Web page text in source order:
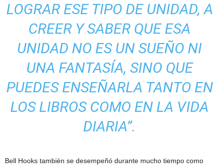
LOGRAR ESE TIPO DE UNIDAD, A
CREER Y SABER QUE ESA
UNIDAD NO ES UN SUEÑO NI
UNA FANTASÍA, SINO QUE
PUEDES ENSEÑARLA TANTO EN
LOS LIBROS COMO EN LA VIDA
DIARIA”.
Bell Hooks también se desempeñó durante mucho tiempo como